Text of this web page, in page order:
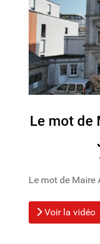
Le mot de
Le mot de Maire
Voir la vidéo